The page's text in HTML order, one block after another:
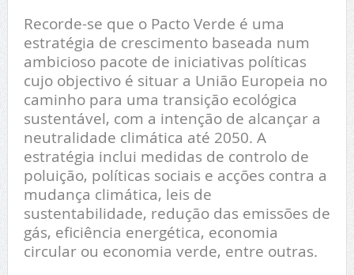
Recorde-se que o Pacto Verde é uma
estratégia de crescimento baseada num
ambicioso pacote de iniciativas políticas
cujo objectivo é situar a União Europeia no
caminho para uma transição ecológica
sustentável, com a intenção de alcançar a
neutralidade climática até 2050. A
estratégia inclui medidas de controlo de
poluição, políticas sociais e acções contra a
mudança climática, leis de
sustentabilidade, redução das emissões de
gás, eficiência energética, economia
circular ou economia verde, entre outras.